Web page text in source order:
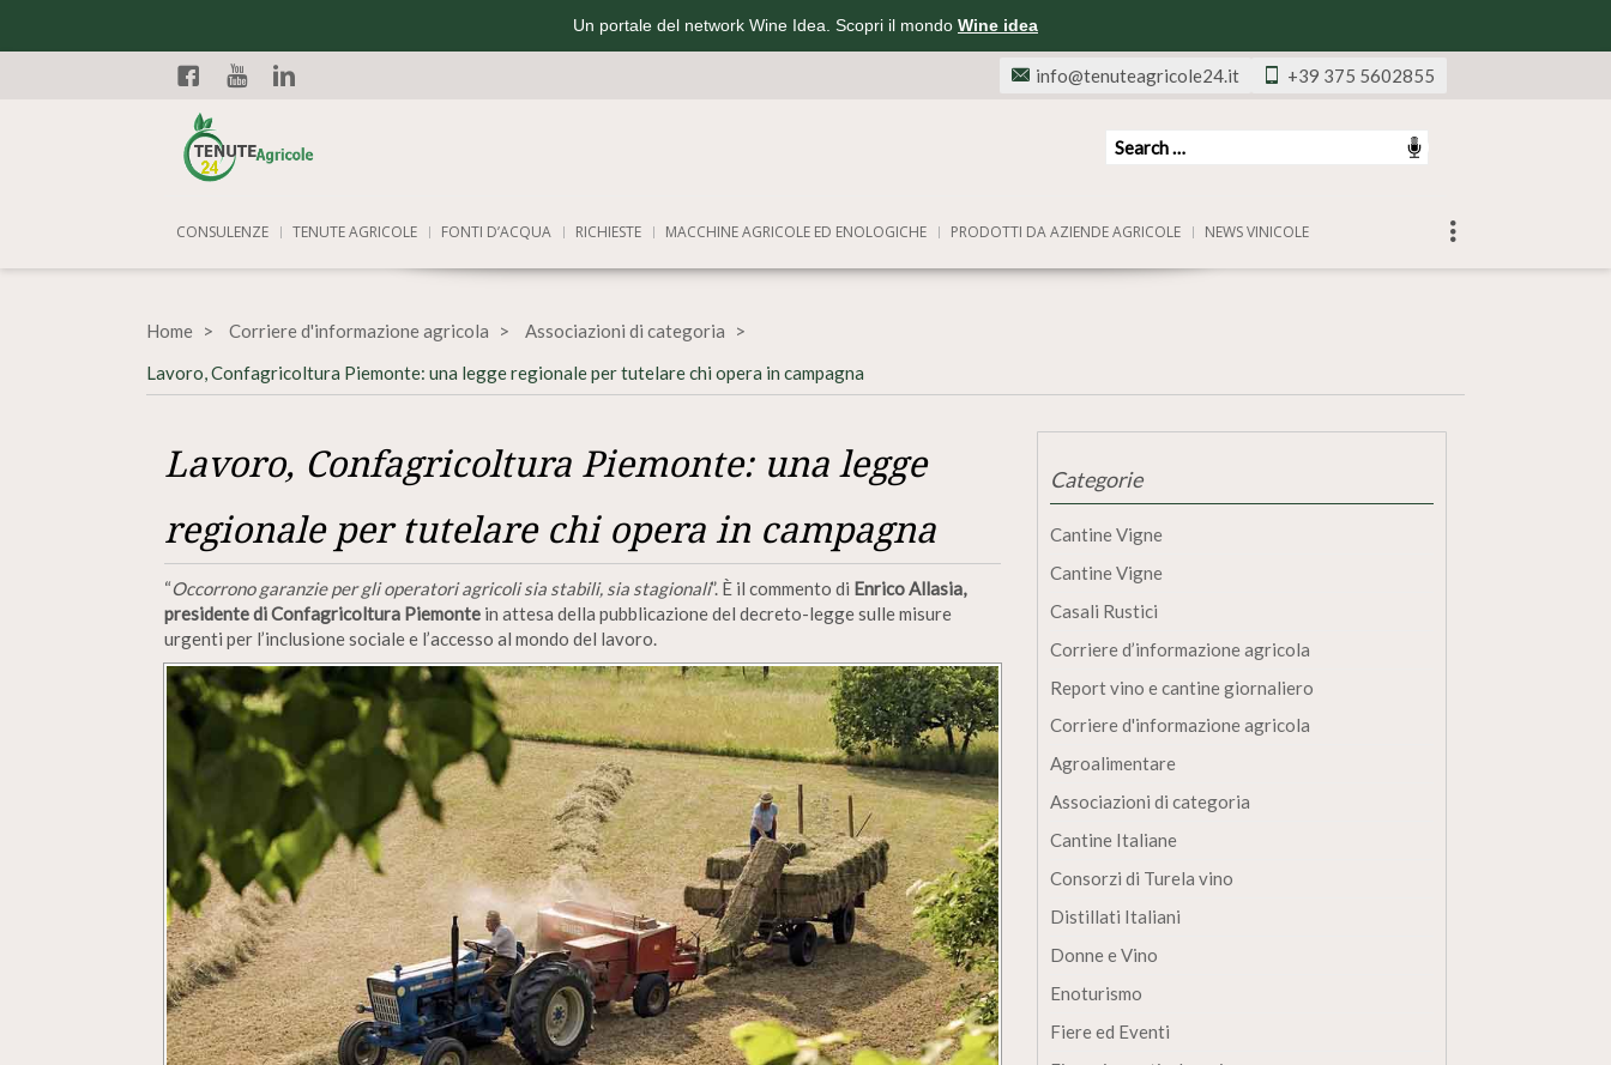
Un portale del network Wine Idea. Scopri il mondo Wine idea
Facebook
+39 375 5602855
info@tenuteagricole24.it
CONSULENZE TENUTE AGRICOLE FONTI D’ACQUA RICHIESTE MACCHINE AGRICOLE ED ENOLOGICHE PRODOTTI DA AZIENDE AGRICOLE NEWS VINICOLE
Home Corriere d'informazione agricola
Associazioni di categoria
Lavoro, Confagricoltura Piemonte: una legge regionale per tutelare chi opera in campagna
Lavoro, Confagricoltura Piemonte: una legge
regionale per tutelare chi opera in campagna
“Occorrono garanzie per gli operatori agricoli sia stabili, sia stagionali”. È il commento di Enrico Allasia,
presidente di Confagricoltura Piemonte in attesa della pubblicazione del decreto-legge sulle misure
urgenti per l’inclusione sociale e l’accesso al mondo del lavoro.
Categorie
Cantine Vigne
Cantine Vigne
Casali Rustici
Corriere d’informazione agricola
Report vino e cantine giornaliero
Corriere d'informazione agricola
Agroalimentare
Associazioni di categoria
Cantine Italiane
Consorzi di Turela vino
Distillati Italiani
Donne e Vino
Enoturismo
Fiere ed Eventi